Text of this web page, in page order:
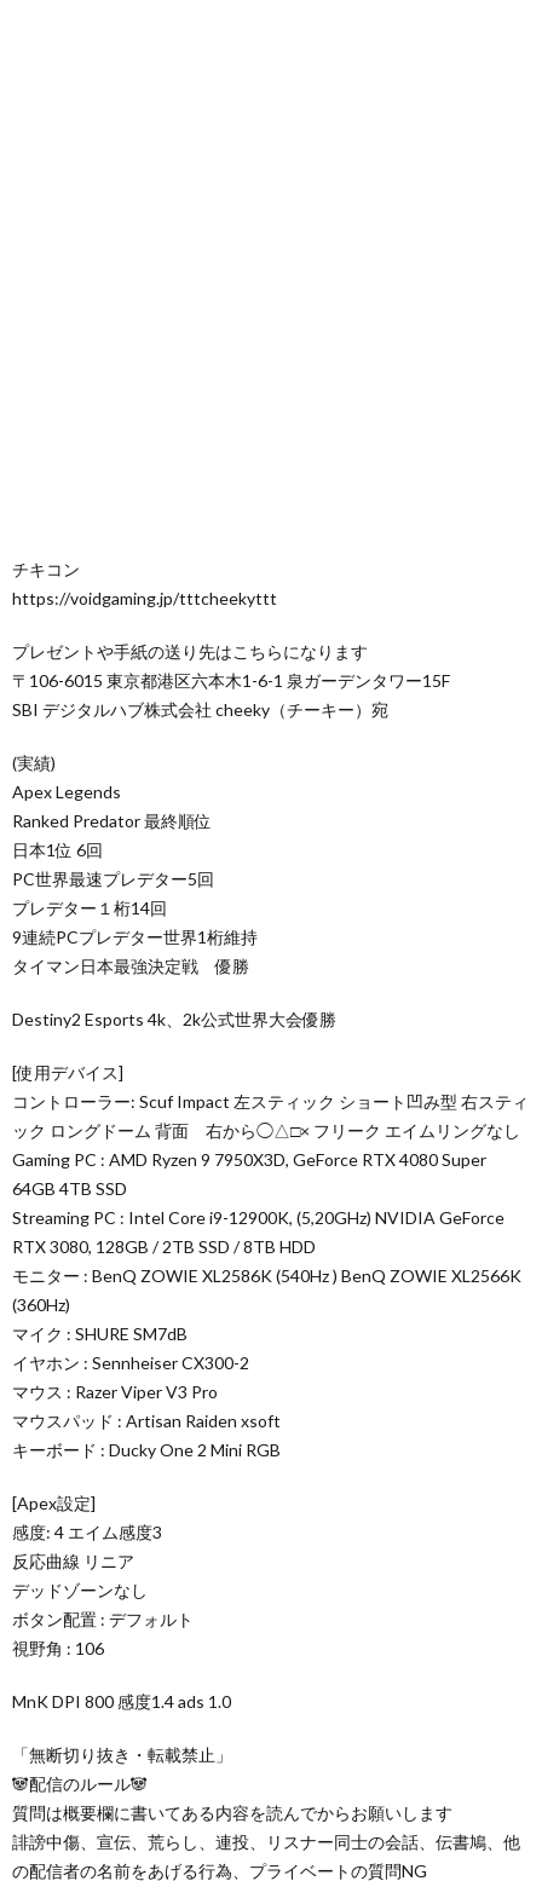
チキコン
https://voidgaming.jp/tttcheekyttt
プレゼントや手紙の送り先はこちらになります
〒106-6015 東京都港区六本木1-6-1 泉ガーデンタワー15F
SBI デジタルハブ株式会社 cheeky（チーキー）宛
(実績)
Apex Legends
Ranked Predator 最終順位
日本1位 6回
PC世界最速プレデター5回
プレデター１桁14回
9連続PCプレデター世界1桁維持
タイマン日本最強決定戦 優勝
Destiny2 Esports 4k、2k公式世界大会優勝
[使用デバイス]
コントローラー: Scuf Impact 左スティック ショート凹み型 右スティ
ック ロングドーム 背面 右から◯△□× フリーク エイムリングなし
Gaming PC : AMD Ryzen 9 7950X3D, GeForce RTX 4080 Super
64GB 4TB SSD
Streaming PC : Intel Core i9-12900K, (5,20GHz) NVIDIA GeForce
RTX 3080, 128GB / 2TB SSD / 8TB HDD
モニター : BenQ ZOWIE XL2586K (540Hz ) BenQ ZOWIE XL2566K
(360Hz)
マイク : SHURE SM7dB
イヤホン : Sennheiser CX300-2
マウス : Razer Viper V3 Pro
マウスパッド : Artisan Raiden xsoft
キーボード : Ducky One 2 Mini RGB
[Apex設定]
感度: 4 エイム感度3
反応曲線 リニア
デッドゾーンなし
ボタン配置 : デフォルト
視野角 : 106
MnK DPI 800 感度1.4 ads 1.0
「無断切り抜き・転載禁止」
🐼配信のルール🐼
質問は概要欄に書いてある内容を読んでからお願いします
誹謗中傷、宣伝、荒らし、連投、リスナー同士の会話、伝書鳩、他
の配信者の名前をあげる行為、プライベートの質問NG